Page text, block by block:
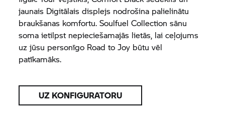
jaunais Digitālais displejs nodrošina palielinātu
braukšanas komfortu. Soulfuel Collection sānu
soma ietilpst nepieciešamajās lietās, lai ceļojums
uz jūsu personīgo Road to Joy būtu vēl
patīkamāks.
UZ KONFIGURATORU